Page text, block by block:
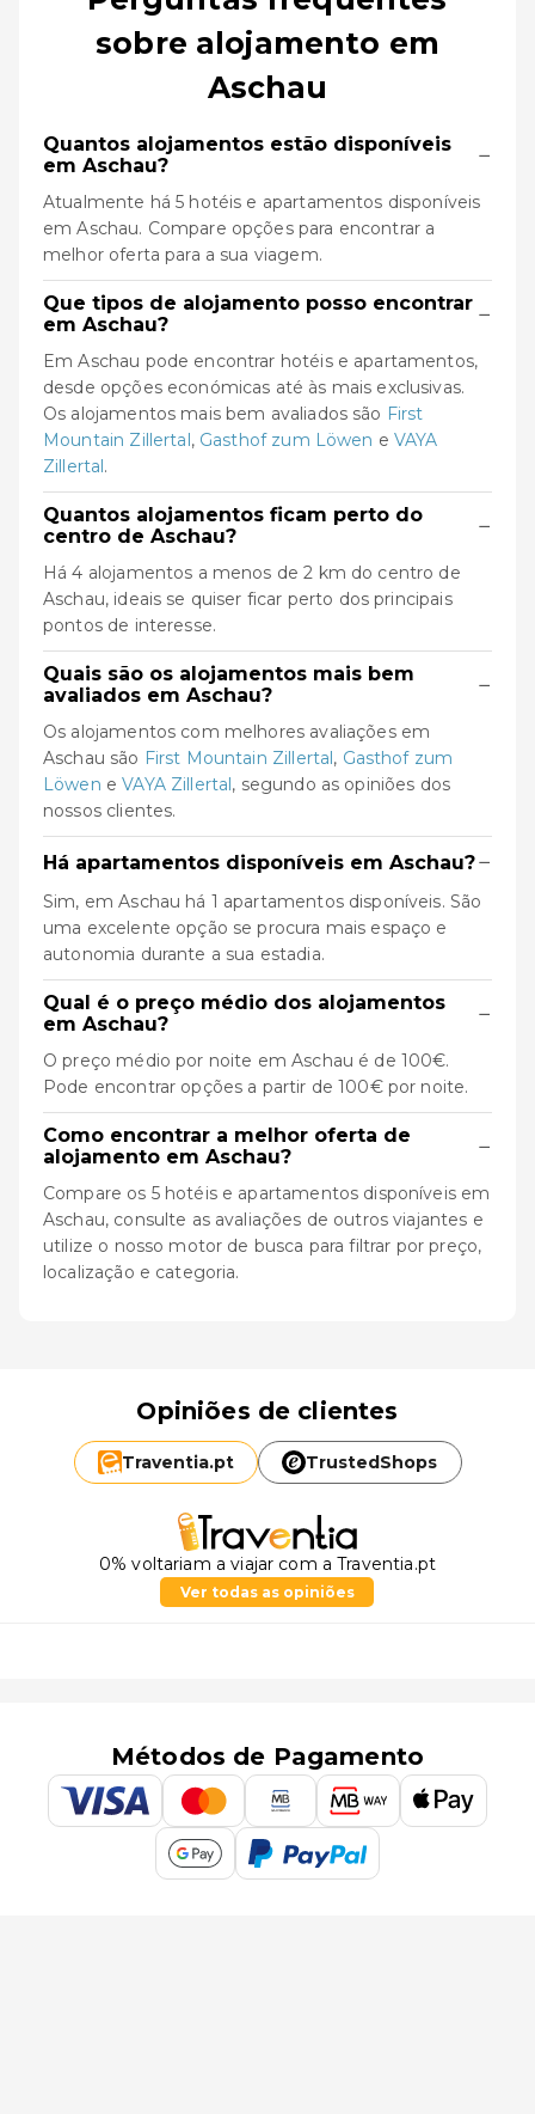
sobre alojamento em
Aschau
Quantos alojamentos estão disponíveis
em Aschau?
−
Atualmente há 5 hotéis e apartamentos disponíveis
em Aschau. Compare opções para encontrar a
melhor oferta para a sua viagem.
Que tipos de alojamento posso encontrar
em Aschau?
−
Em Aschau pode encontrar hotéis e apartamentos,
desde opções económicas até às mais exclusivas.
Os alojamentos mais bem avaliados são First
Mountain Zillertal, Gasthof zum Löwen eVAYA
Zillertal.
Quantos alojamentos ficam perto do
centro de Aschau?
−
Há 4 alojamentos a menos de 2 km do centro de
Aschau, ideais se quiser ficar perto dos principais
pontos de interesse.
Quais são os alojamentos mais bem
avaliados em Aschau?
−
Os alojamentos com melhores avaliações em
Aschau são First Mountain Zillertal, Gasthof zum
Löwen eVAYA Zillertal, segundo as opiniões dos
nossos clientes.
Há apartamentos disponíveis em Aschau?−
Sim, em Aschau há 1 apartamentos disponíveis. São
uma excelente opção se procura mais espaço e
autonomia durante a sua estadia.
Qual é o preço médio dos alojamentos
em Aschau?
−
O preço médio por noite em Aschau é de 100€.
Pode encontrar opções a partir de 100€ por noite.
Como encontrar a melhor oferta de
alojamento em Aschau?
−
Compare os 5 hotéis e apartamentos disponíveis em
Aschau, consulte as avaliações de outros viajantes e
utilize o nosso motor de busca para filtrar por preço,
localização e categoria.
Opiniões de clientes
Traventia.pt TrustedShops
0% voltariam a viajar com a Traventia.pt
Ver todas as opiniões
Métodos de Pagamento